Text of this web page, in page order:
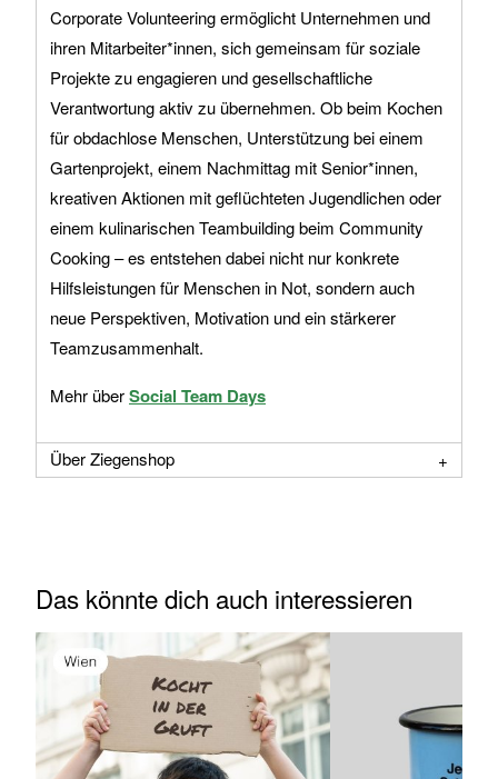
Corporate Volunteering ermöglicht Unternehmen und
ihren Mitarbeiter*innen, sich gemeinsam für soziale
Projekte zu engagieren und gesellschaftliche
Verantwortung aktiv zu übernehmen. Ob beim Kochen
für obdachlose Menschen, Unterstützung bei einem
Gartenprojekt, einem Nachmittag mit Senior*innen,
kreativen Aktionen mit geflüchteten Jugendlichen oder
einem kulinarischen Teambuilding beim Community
Cooking – es entstehen dabei nicht nur konkrete
Hilfsleistungen für Menschen in Not, sondern auch
neue Perspektiven, Motivation und ein stärkerer
Teamzusammenhalt.
Mehr überSocial Team Days
Über Ziegenshop
Das könnte dich auch interessieren